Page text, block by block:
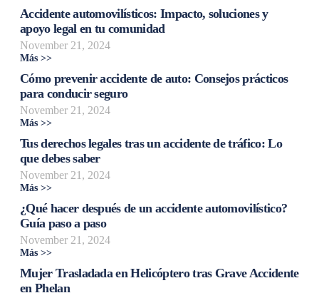
Accidente automovilísticos: Impacto, soluciones y
apoyo legal en tu comunidad
November 21, 2024
Más >>
Cómo prevenir accidente de auto: Consejos prácticos
para conducir seguro
November 21, 2024
Más >>
Tus derechos legales tras un accidente de tráfico: Lo
que debes saber
November 21, 2024
Más >>
¿Qué hacer después de un accidente automovilístico?
Guía paso a paso
November 21, 2024
Más >>
Mujer Trasladada en Helicóptero tras Grave Accidente
en Phelan